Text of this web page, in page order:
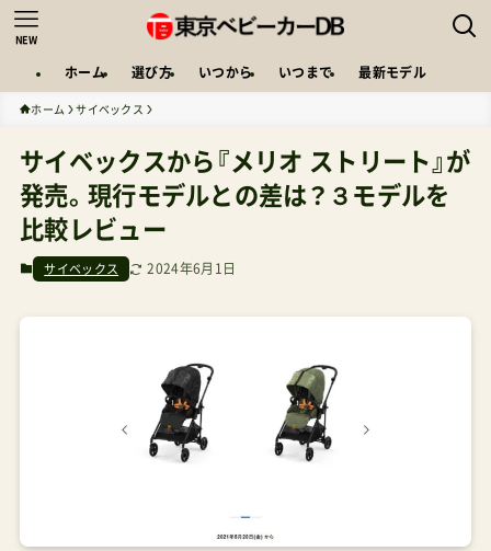
NEW
ホーム 選び方 いつから いつまで 最新モデル
ホーム サイベックス
サイベックスから『メリオ ストリート』が
発売。現行モデルとの差は？３モデルを
比較レビュー
サイベックス 2024年6月1日